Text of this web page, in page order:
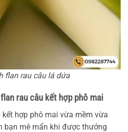
flan rau câu lá dứa
rau câu kết hợp phô mai
hợp phô mai vừa mềm vừa
bạn mê mẩn khi được thưởng